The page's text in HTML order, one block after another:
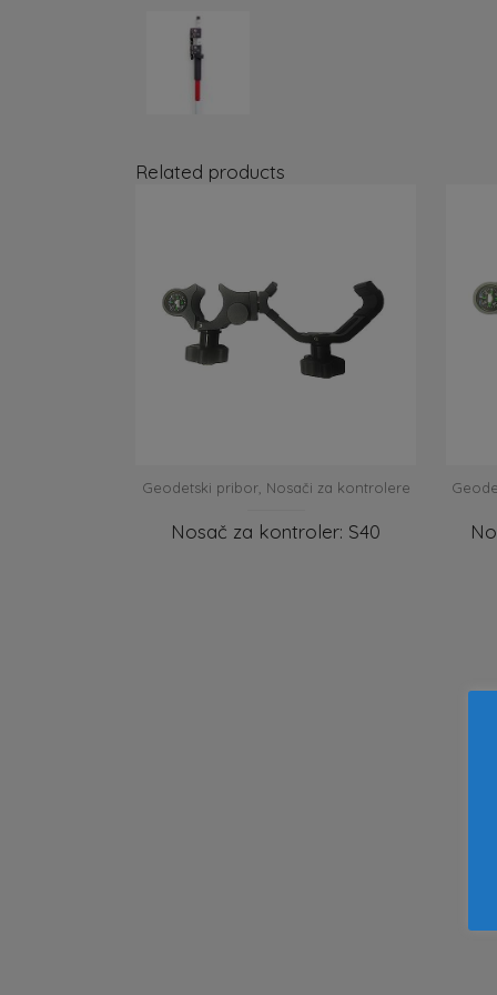
Related products
Geodetski pribor, Nosači za kontrolere
Nosač za kontroler: S40